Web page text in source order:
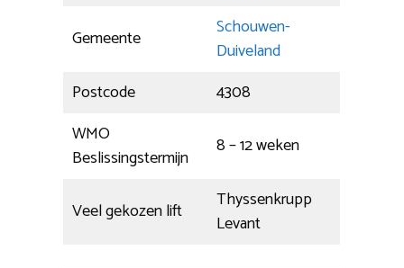
Gemeente
Schouwen-
Duiveland
Postcode
4308
WMO
Beslissingstermijn
8 – 12 weken
Veel gekozen lift
Thyssenkrupp
Levant